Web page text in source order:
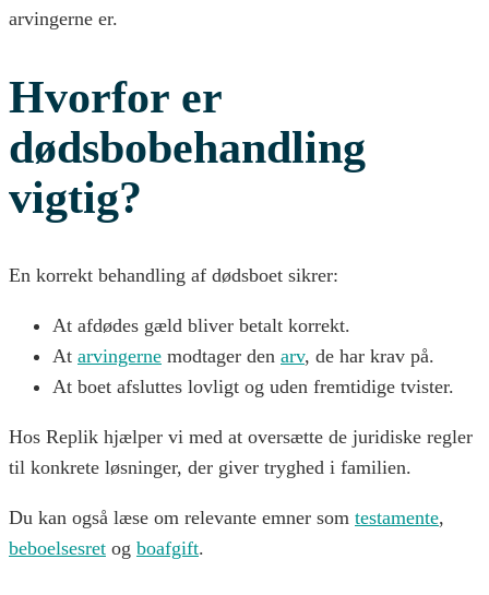
arvingerne er.
Hvorfor er
dødsbobehandling
vigtig?
En korrekt behandling af dødsboet sikrer:
At afdødes gæld bliver betalt korrekt.
At arvingerne modtager den arv, de har krav på.
At boet afsluttes lovligt og uden fremtidige tvister.
Hos Replik hjælper vi med at oversætte de juridiske regler
til konkrete løsninger, der giver tryghed i familien.
Du kan også læse om relevante emner som testamente,
beboelsesret og boafgift.